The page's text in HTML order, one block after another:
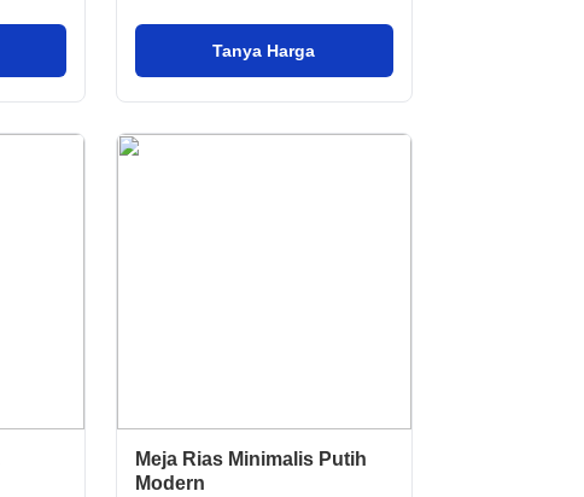
Tanya Harga
Meja Rias Minimalis Putih
Modern